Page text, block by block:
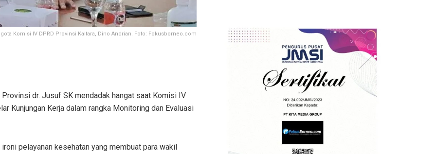
Komisi IV DPRD Provinsi Kaltara, Dino Andrian. Foto: Fokusborneo.com
dr. Jusuf SK mendadak hangat saat Komisi IV
Kunjungan Kerja dalam rangka Monitoring dan Evaluasi
pelayanan kesehatan yang membuat para wakil